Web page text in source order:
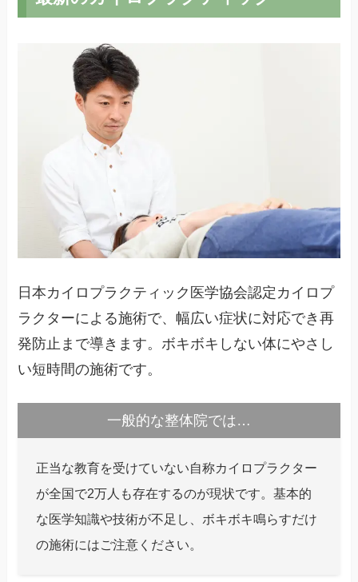
日本カイロプラクティック医学協会認定カイロプ
ラクターによる施術で、幅広い症状に対応でき再
発防止まで導きます。ボキボキしない体にやさし
い短時間の施術です。
一般的な整体院では…
正当な教育を受けていない自称カイロプラクター
が全国で2万人も存在するのが現状です。基本的
な医学知識や技術が不足し、ボキボキ鳴らすだけ
の施術にはご注意ください。